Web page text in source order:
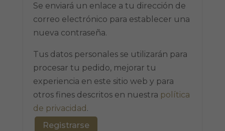
Se enviará un enlace a tu dirección de
correo electrónico para establecer una
nueva contraseña.
Tus datos personales se utilizarán para
procesar tu pedido, mejorar tu
experiencia en este sitio web y para
otros fines descritos en nuestra política
de privacidad .
Registrarse